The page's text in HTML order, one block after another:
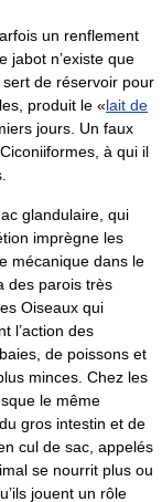
un renflement
jabot n’existe que
de réservoir pour
produit le «lait de
jours. Un faux
à qui il
glandulaire, qui
imprègne les
mécanique dans le
des parois très
Oiseaux qui
l’action des
de poissons et
minces. Chez les
le même
gros intestin et de
cul de sac, appelés
se nourrit plus ou
jouent un rôle